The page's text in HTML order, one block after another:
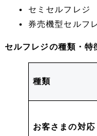
セミセルフレジ
券売機型セルフ
セルフレジの種類・特
種類
お客さまの対応